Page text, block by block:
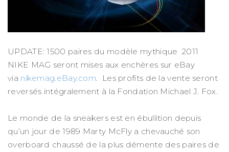
UPDATE: 1500 paires du modèle mythique 2011
NIKE MAG seront mises aux enchères sur eBay
via nikemag.eBay.com. Les profits de la vente seront
reversés intégralement à la Fondation Michael J. Fox.
Le monde de la sneakers est en ébullition depuis
qu’un jour de 1989 Marty McFly a chevauché son
overboard chaussé de la plus démente des paires de